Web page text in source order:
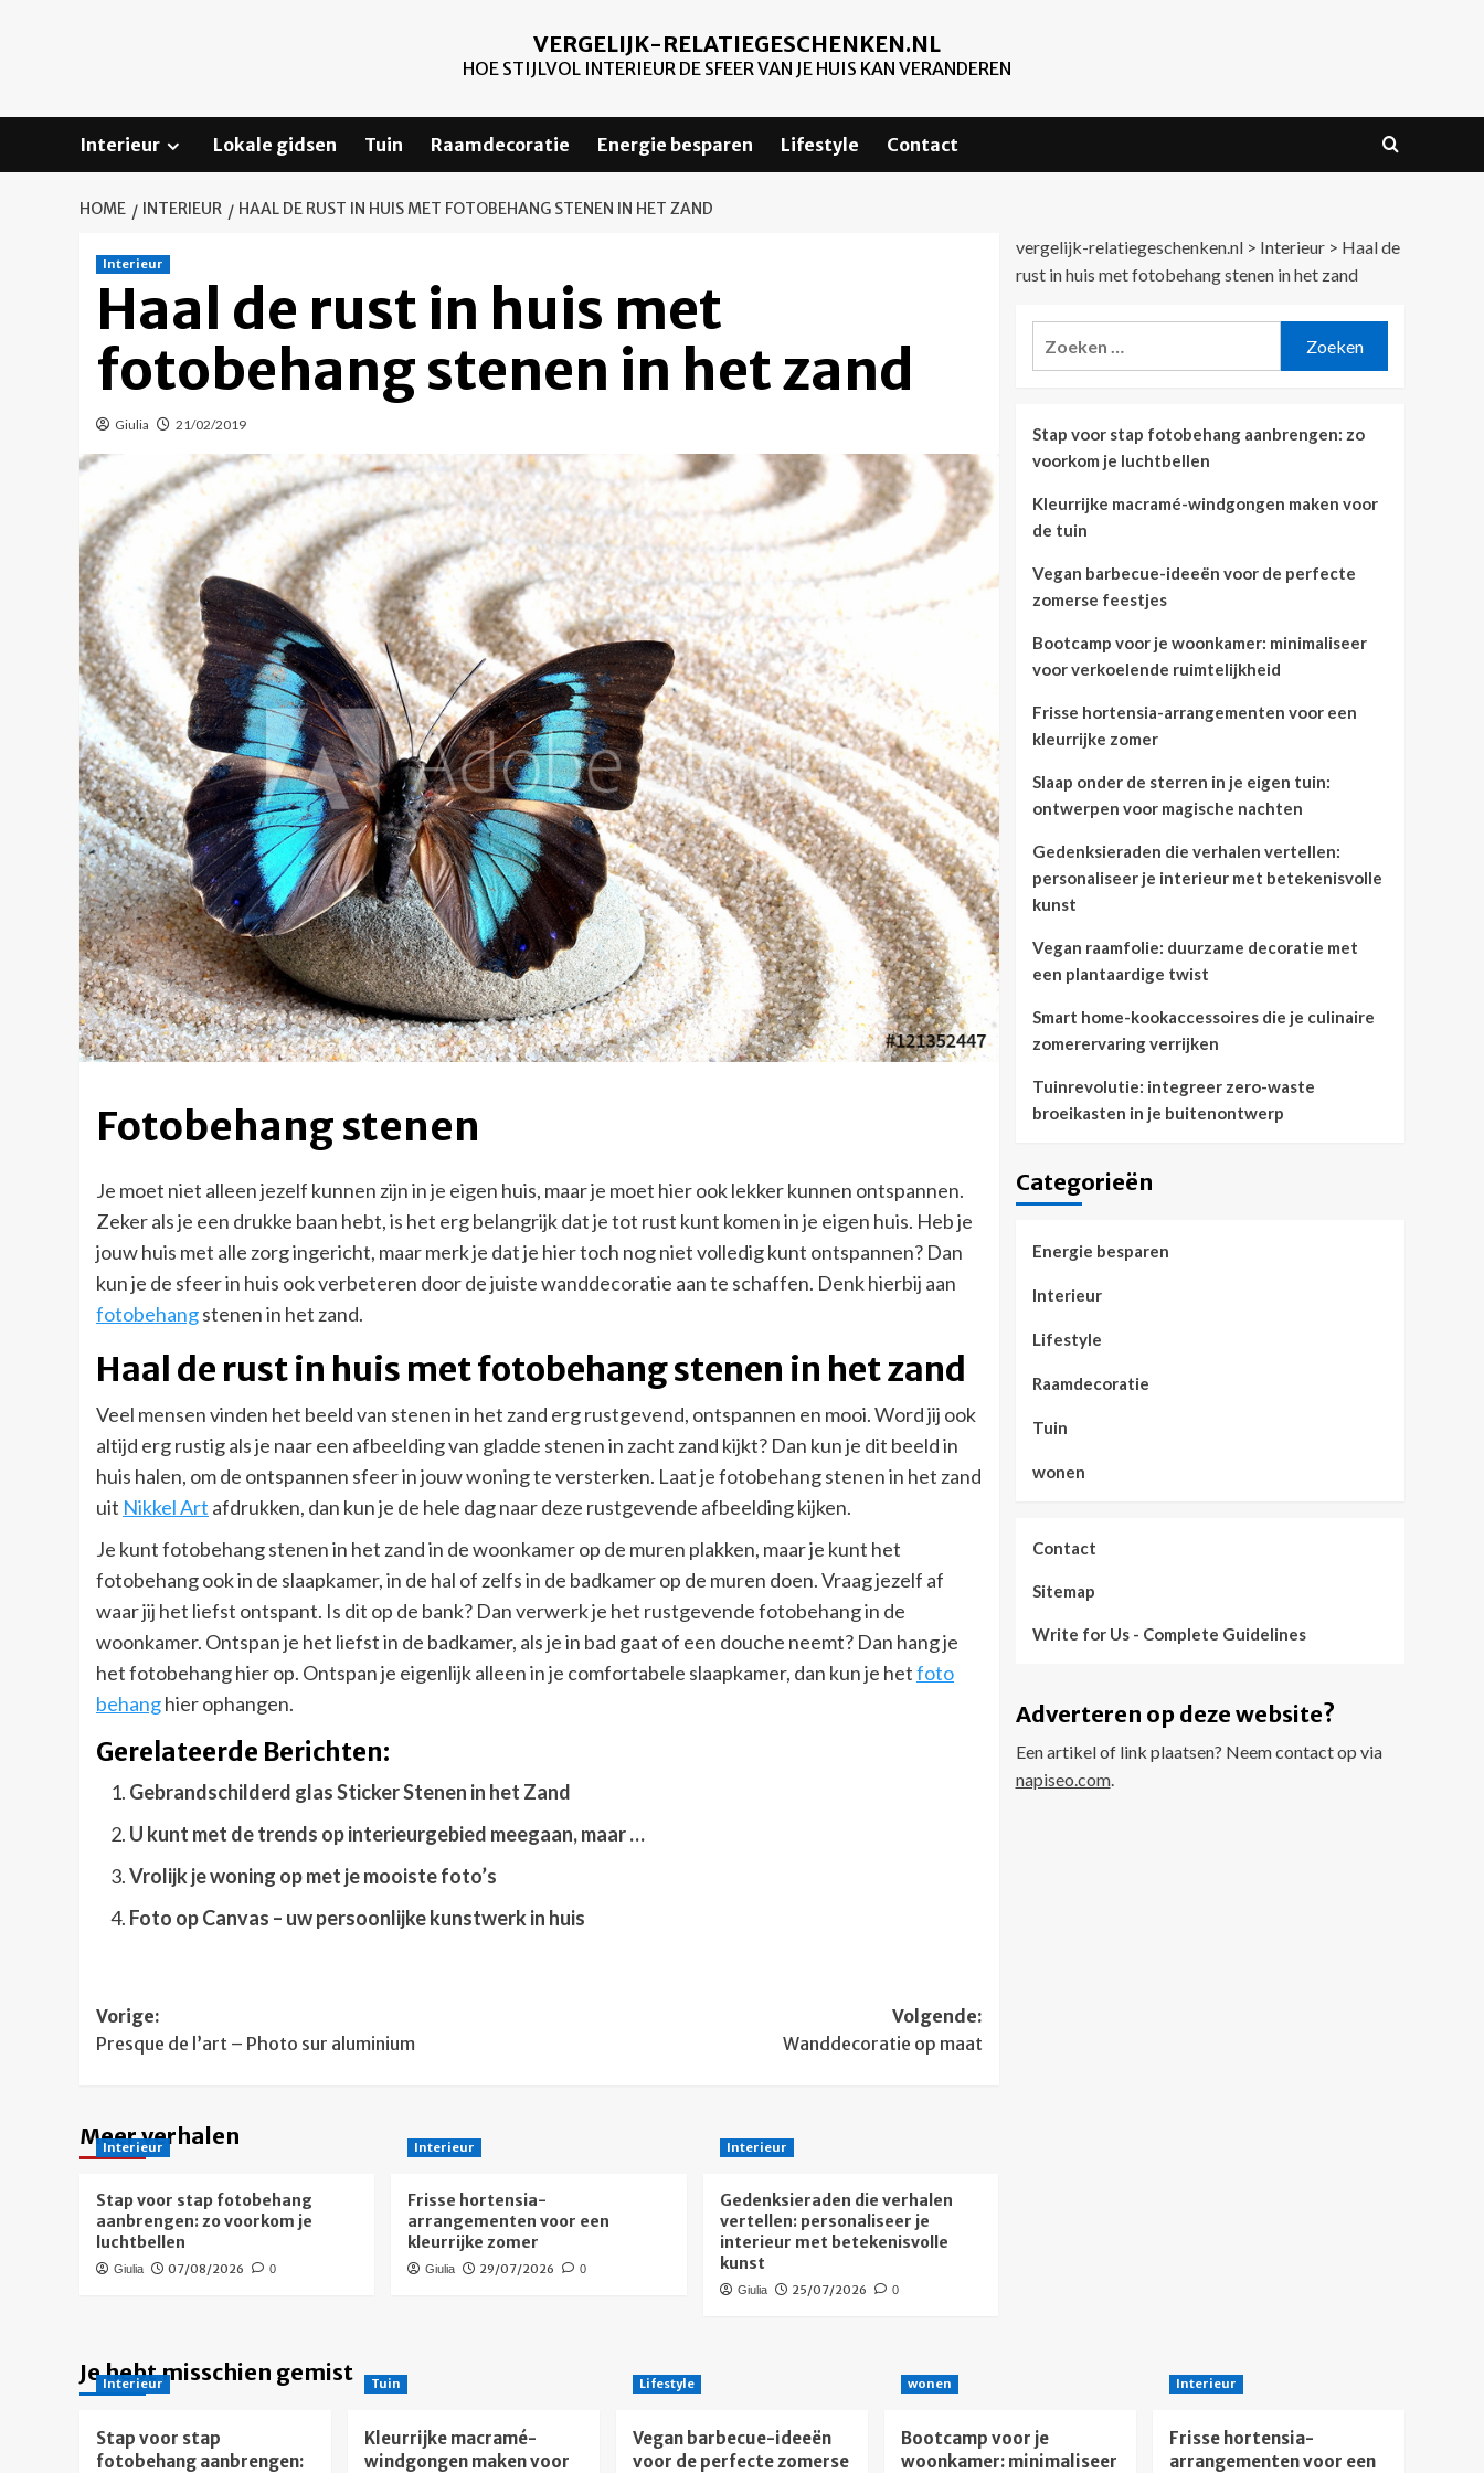
VERGELIJK-RELATIEGESCHENKEN.NL
HOE STIJLVOL INTERIEUR DE SFEER VAN JE HUIS KAN VERANDEREN
Interieur Lokale gidsen Tuin Raamdecoratie Energie besparen Lifestyle Contact
HOME INTERIEUR HAAL DE RUST IN HUIS MET FOTOBEHANG STENEN IN HET ZAND
Interieur
Haal de rust in huis met
fotobehang stenen in het zand
Giulia 21/02/2019
Fotobehang stenen
Je moet niet alleen jezelf kunnen zijn in je eigen huis, maar je moet hier ook lekker kunnen ontspannen.
Zeker als je een drukke baan hebt, is het erg belangrijk dat je tot rust kunt komen in je eigen huis. Heb je
jouw huis met alle zorg ingericht, maar merk je dat je hier toch nog niet volledig kunt ontspannen? Dan
kun je de sfeer in huis ook verbeteren door de juiste wanddecoratie aan te schaffen. Denk hierbij aan
fotobehangstenen in het zand.
Haal de rust in huis met fotobehang stenen in het zand
Veel mensen vinden het beeld van stenen in het zand erg rustgevend, ontspannen en mooi. Word jij ook
altijd erg rustig als je naar een afbeelding van gladde stenen in zacht zand kijkt? Dan kun je dit beeld in
huis halen, om de ontspannen sfeer in jouw woning te versterken. Laat je fotobehang stenen in het zand
uit Nikkel Art afdrukken, dan kun je de hele dag naar deze rustgevende afbeelding kijken.
Je kunt fotobehang stenen in het zand in de woonkamer op de muren plakken, maar je kunt het
fotobehang ook in de slaapkamer, in de hal of zelfs in de badkamer op de muren doen. Vraag jezelf af
waar jij het liefst ontspant. Is dit op de bank? Dan verwerk je het rustgevende fotobehang in de
woonkamer. Ontspan je het liefst in de badkamer, als je in bad gaat of een douche neemt? Dan hang je
het fotobehang hier op. Ontspan je eigenlijk alleen in je comfortabele slaapkamer, dan kun je hetfoto
behanghier ophangen.
Gerelateerde Berichten:
Gebrandschilderd glas Sticker Stenen in het Zand
U kunt met de trends op interieurgebied meegaan, maar …
Vrolijk je woning op met je mooiste foto’s
Foto op Canvas – uw persoonlijke kunstwerk in huis
Bericht
navigatie
Vorige:
Presque de l’art – Photo sur aluminium
Volgende:
Wanddecoratie op maat
Meer verhalen
Interieur
Stap voor stap fotobehang
aanbrengen: zo voorkom je
luchtbellen
Giulia 07/08/2026 0
Interieur
Frisse hortensia-
arrangementen voor een
kleurrijke zomer
Giulia 29/07/2026 0
Interieur
Gedenksieraden die verhalen
vertellen: personaliseer je
interieur met betekenisvolle
kunst
Giulia 25/07/2026 0
vergelijk-relatiegeschenken.nl> Interieur> Haal de
rust in huis met fotobehang stenen in het zand
Stap voor stap fotobehang aanbrengen: zo
voorkom je luchtbellen
Kleurrijke macramé-windgongen maken voor
de tuin
Vegan barbecue-ideeën voor de perfecte
zomerse feestjes
Bootcamp voor je woonkamer: minimaliseer
voor verkoelende ruimtelijkheid
Frisse hortensia-arrangementen voor een
kleurrijke zomer
Slaap onder de sterren in je eigen tuin:
ontwerpen voor magische nachten
Gedenksieraden die verhalen vertellen:
personaliseer je interieur met betekenisvolle
kunst
Vegan raamfolie: duurzame decoratie met
een plantaardige twist
Smart home-kookaccessoires die je culinaire
zomerervaring verrijken
Tuinrevolutie: integreer zero-waste
broeikasten in je buitenontwerp
Categorieën
Energie besparen
Interieur
Lifestyle
Raamdecoratie
Tuin
wonen
Contact
Sitemap
Write for Us - Complete Guidelines
Adverteren op deze website?
Een artikel of link plaatsen? Neem contact op via
napiseo.com.
Je hebt misschien gemist
Interieur
Stap voor stap
fotobehang aanbrengen:
Tuin
Kleurrijke macramé-
windgongen maken voor
Lifestyle
Vegan barbecue-ideeën
voor de perfecte zomerse
wonen
Bootcamp voor je
woonkamer: minimaliseer
Interieur
Frisse hortensia-
arrangementen voor een